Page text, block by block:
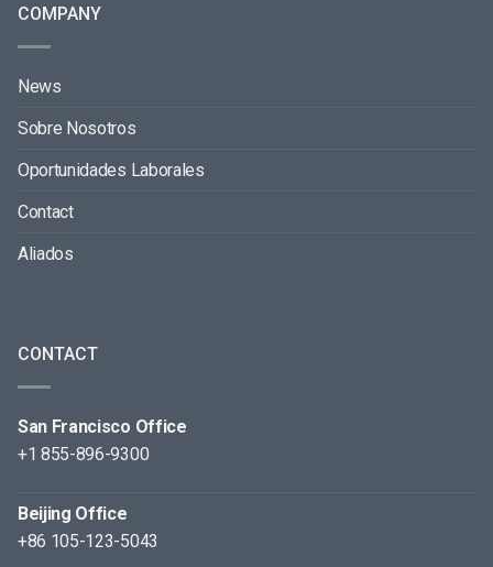
COMPANY
News
Sobre Nosotros
Oportunidades Laborales
Contact
Aliados
CONTACT
San Francisco Office
+1 855-896-9300
Beijing Office
+86 105-123-5043